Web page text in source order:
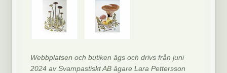
Webbplatsen och butiken ägs och drivs från juni
2024 av Svampastiskt AB ägare Lara Pettersson